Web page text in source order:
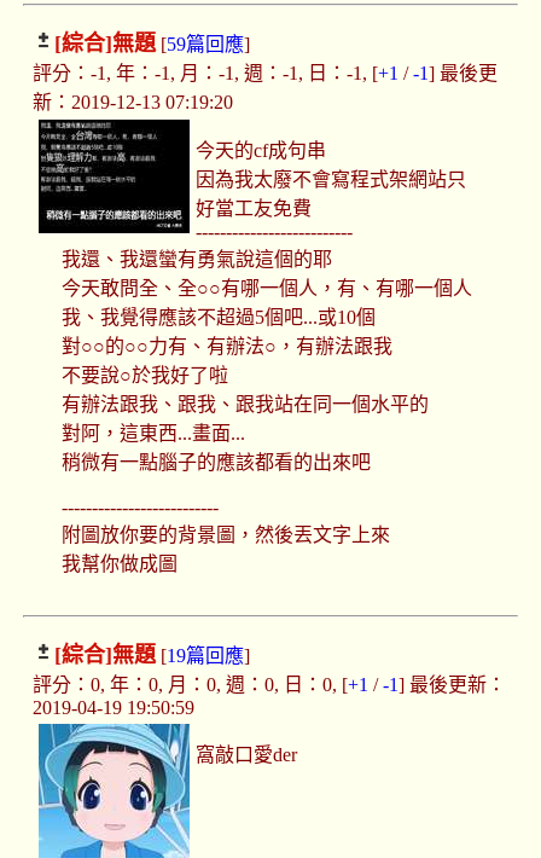
[綜合]無題[59篇回應]
評分：-1, 年：-1, 月：-1, 週：-1, 日：-1, [+1 /-1] 最後更
新：2019-12-13 07:19:20
今天的cf成句串
因為我太廢不會寫程式架網站只
好當工友免費
--------------------------
我還、我還蠻有勇氣說這個的耶
今天敢問全、全○○有哪一個人，有、有哪一個人
我、我覺得應該不超過5個吧...或10個
對○○的○○力有、有辦法○，有辦法跟我
不要說○於我好了啦
有辦法跟我、跟我、跟我站在同一個水平的
對阿，這東西...畫面...
稍微有一點腦子的應該都看的出來吧
--------------------------
附圖放你要的背景圖，然後丟文字上來
我幫你做成圖
[綜合]無題[19篇回應]
評分：0, 年：0, 月：0, 週：0, 日：0, [+1 /-1] 最後更新：
2019-04-19 19:50:59
窩敲口愛der